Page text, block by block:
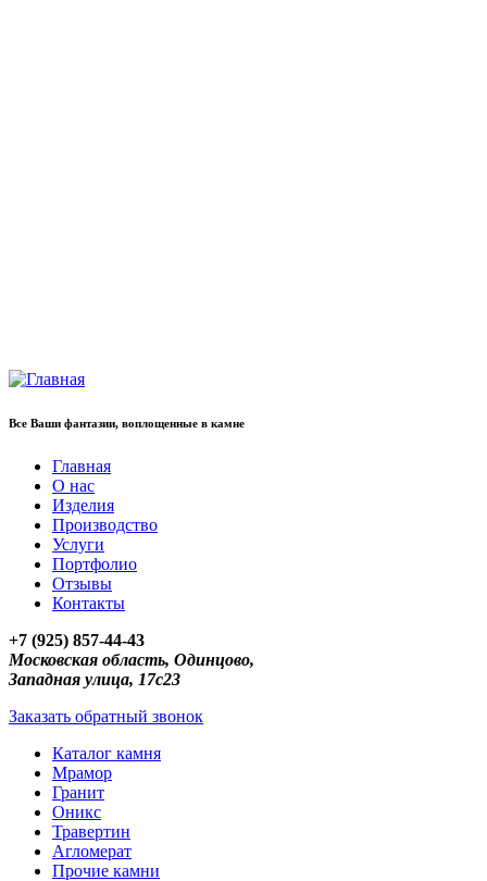
Все Ваши фантазии, воплощенные в камне
Главная
О нас
Изделия
Производство
Услуги
Портфолио
Отзывы
Контакты
+7 (925) 857-44-43
Московская область, Одинцово,
Западная улица, 17с23
Заказать обратный звонок
Каталог камня
Мрамор
Гранит
Оникс
Травертин
Агломерат
Прочие камни